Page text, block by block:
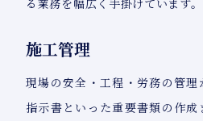
る業務を幅広く手掛けています。
施工管理
現場の安全・工程・労務の管理
指示書といった重要書類の作成